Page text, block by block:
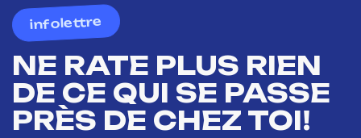
infolettre
NE RATE PLUS RIEN
DE CE QUI SE PASSE
PRÈS DE CHEZ TOI!